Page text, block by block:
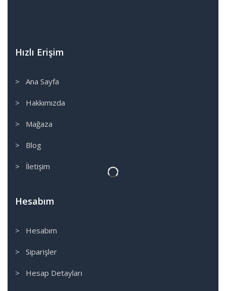
Hızlı Erişim
> Ana Sayfa
> Hakkımızda
> Mağaza
> Blog
> İletişim
Hesabım
> Hesabım
> Siparişler
> Hesap Detayları